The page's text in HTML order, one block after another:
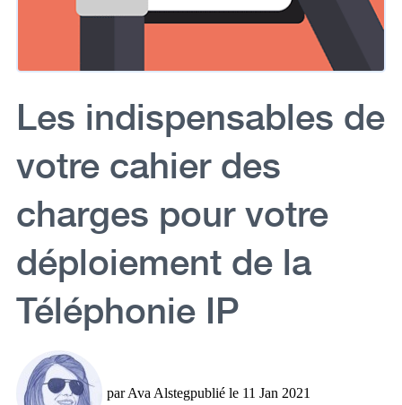
Les indispensables de
votre cahier des
charges pour votre
déploiement de la
Téléphonie IP
parAva Alstegpublié le 11 Jan 2021